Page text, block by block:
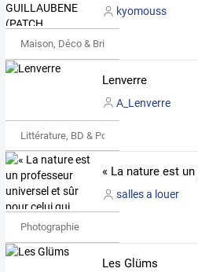
kyomouss
Maison, Déco & Bricolage
Lenverre
A_Lenverre
Littérature, BD & Poésie
salles a louer
Photographie
Les Glüms